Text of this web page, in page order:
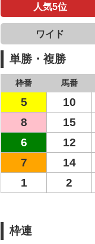
人気5位
ワイド
単勝・複勝
枠番 馬番
5 10
8
15
6
12
7
14
1
2
枠連